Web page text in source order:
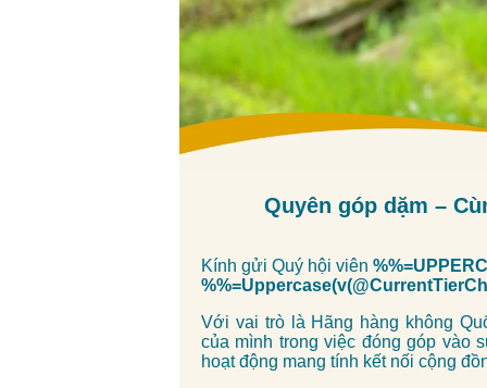
Quyên góp dặm –
Kính gửi Quý hội viên
Với vai trò là Hãng hàng không
của mình trong việc đóng góp vào
hoạt động mang tính kết nối cộng